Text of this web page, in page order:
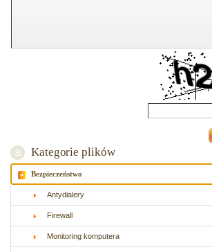
Kategorie plików
Bezpieczeństwo
Antydialery
Firewall
Monitoring komputera